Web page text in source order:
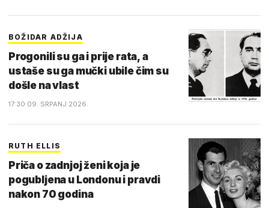
BOŽIDAR ADŽIJA
Progonili su ga i prije rata, a
ustaše su ga mučki ubile čim su
došle na vlast
17:30 09. SRPANJ 2026.
RUTH ELLIS
Priča o zadnjoj ženi koja je
pogubljena u Londonu i pravdi
nakon 70 godina